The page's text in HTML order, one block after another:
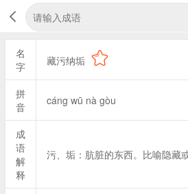
名
字
藏污纳垢
拼
音
cáng wū nà gòu
成
语
解
释
污、垢：肮脏的东西。比喻隐藏